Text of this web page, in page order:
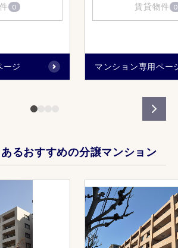
0
ージ
賃貸物件 0
マンション専用ペー
るおすすめの分譲マンション